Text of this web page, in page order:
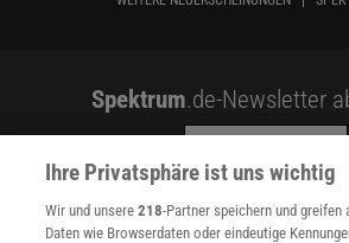
Spektrum.de-Newsletter
mit Ihren personenbezogenen Daten finden Sie in unserer
Ihre Privatsphäre ist uns wichtig
Wir und unsere218-Partner speichern und greifen
Daten wie Browserdaten oder eindeutige